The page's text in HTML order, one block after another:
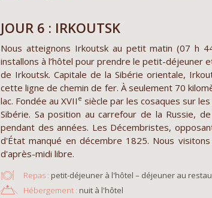
JOUR 6 : IRKOUTSK
Nous atteignons Irkoutsk au petit matin (07 h
installons à l’hôtel pour prendre le petit-déjeuner
de Irkoutsk. Capitale de la Sibérie orientale,
cette ligne de chemin de fer. À seulement 70
lac. Fondée au XVII e siècle par les cosaques sur
Sibérie. Sa position au carrefour de la Russie,
pendant des années. Les Décembristes,
d'État manqué en décembre 1825. Nous
d'après-midi libre.
Repas : petit-déjeuner à l'hôtel – déjeuner au
Hébergement : nuit à l'hôtel